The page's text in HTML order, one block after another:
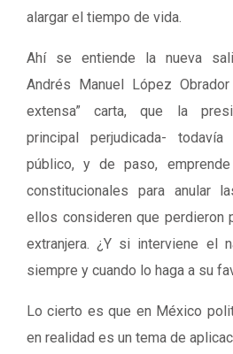
alargar el tiempo de vida.
Ahí se entiende la nueva
Andrés Manuel López
extensa” carta, que la
principal perjudicada-
público, y de paso,
constitucionales para anular
ellos consideren que perdieron
extranjera. ¿Y si interviene el
siempre y cuando lo haga a su
Lo cierto es que en México
en realidad es un tema de